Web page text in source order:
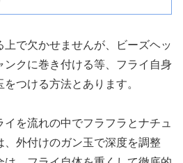
で欠かせませんが、ビーズヘッ
ンクに巻き付ける等、フライ自身
つける方法とあります。
を流れの中でフラフラとナチュ
、外付けのガン玉で深度を調整